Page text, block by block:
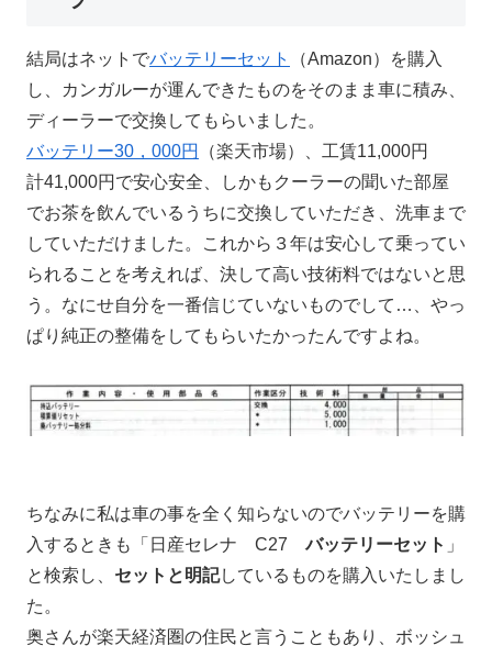
結局はネットでバッテリーセット
（Amazon）を購入
し、カンガルーが運んできたものをそのまま車に積み、
ディーラーで交換してもらいました。
バッテリー30，000円
（楽天市場）、工賃11,000円
計41,000円で安心安全、しかもクーラーの聞いた部屋
でお茶を飲んでいるうちに交換していただき、洗車まで
していただけました。これから３年は安心して乗ってい
られることを考えれば、決して高い技術料ではないと思
う。なにせ自分を一番信じていないものでして…、やっ
ぱり純正の整備をしてもらいたかったんですよね。
ちなみに私は車の事を全く知らないのでバッテリーを購
入するときも「日産セレナ C27バッテリーセット 」
と検索し、 セットと明記しているものを購入いたしまし
た。
奥さんが楽天経済圏の住民と言うこともあり、ボッシュ